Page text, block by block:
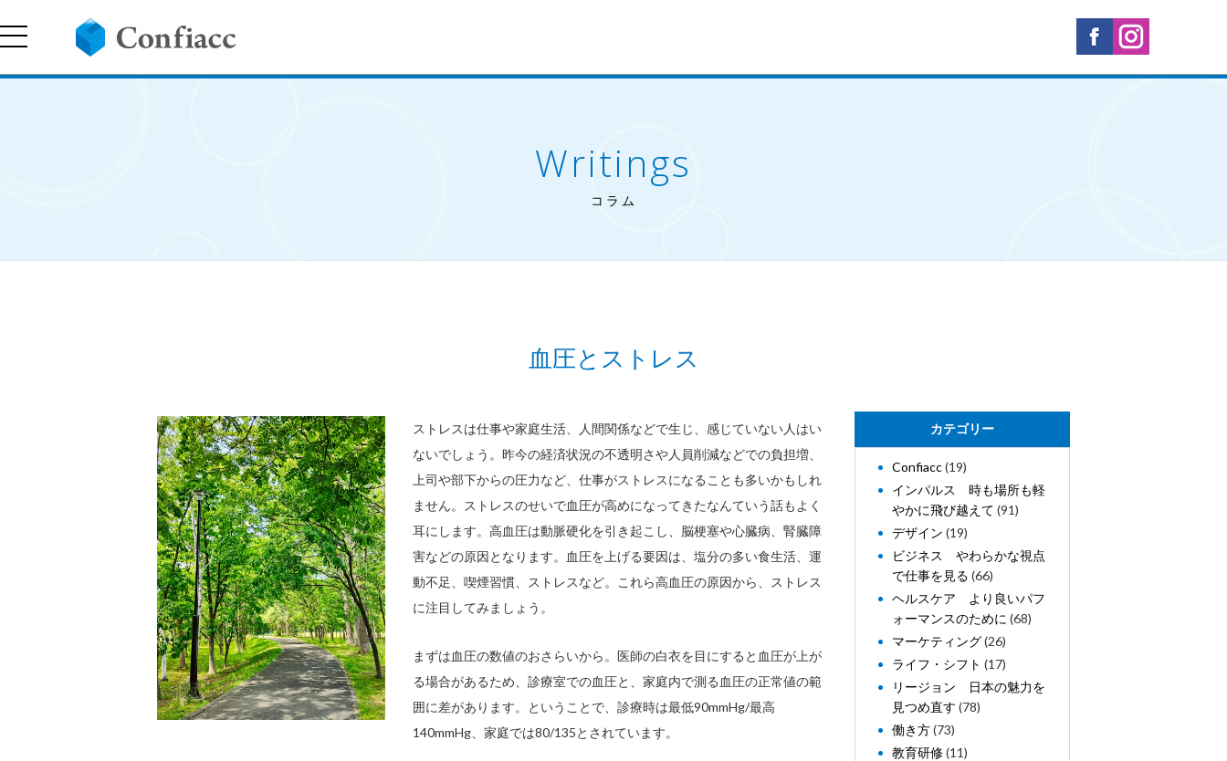
Writings
コラム
血圧とストレス
ストレスは仕事や家庭生活、人間関係などで生じ、感じていない人はい
ないでしょう。昨今の経済状況の不透明さや人員削減などでの負担増、
上司や部下からの圧力など、仕事がストレスになることも多いかもしれ
ません。ストレスのせいで血圧が高めになってきたなんていう話もよく
耳にします。高血圧は動脈硬化を引き起こし、脳梗塞や心臓病、腎臓障
害などの原因となります。血圧を上げる要因は、塩分の多い食生活、運
動不足、喫煙習慣、ストレスなど。これら高血圧の原因から、ストレス
に注目してみましょう。
まずは血圧の数値のおさらいから。医師の白衣を目にすると血圧が上が
る場合があるため、診療室での血圧と、家庭内で測る血圧の正常値の範
囲に差があります。ということで、診療時は最低90mmHg/最高
140mmHg、家庭では80/135とされています。
カテゴリー
Confiacc(19)
インパルス 時も場所も軽
やかに飛び越えて (91)
デザイン (19)
ビジネス やわらかな視点
で仕事を見る (66)
ヘルスケア より良いパフ
ォーマンスのために (68)
マーケティング(26)
ライフ・シフト (17)
リージョン 日本の魅力を
見つめ直す (78)
働き方(73)
教育研修(11)